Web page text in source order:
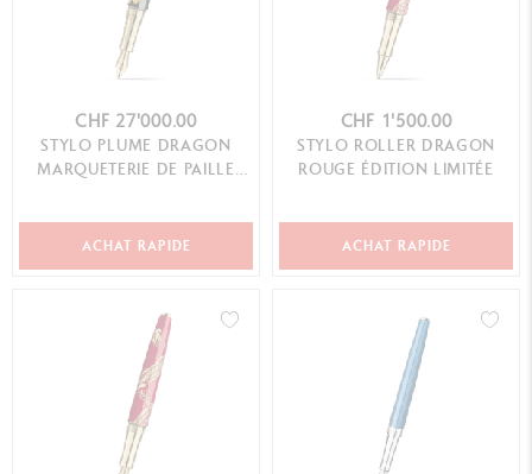
CHF 27'000.00
STYLO PLUME DRAGON
MARQUETERIE DE PAILLE
ACHAT RAPIDE
CHF 1'500.00
STYLO ROLLER DRAGON
ROUGE ÉDITION LIMITÉE
ACHAT RAPIDE